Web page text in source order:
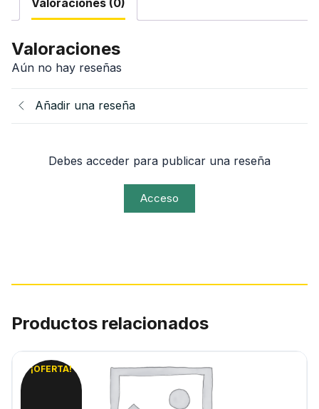
Valoraciones
Aún no hay reseñas
Añadir una reseña
Debes acceder para publicar una reseña
Acceso
Productos relacionados
¡OFERTA!